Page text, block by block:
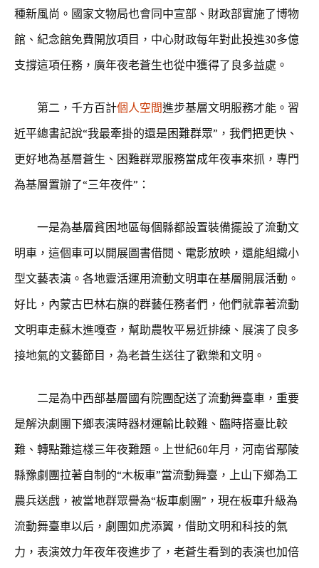
種新風尚。國家文物局也會同中宣部、財政部實施了博物
館、紀念館免費開放項目，中心財政每年對此投進30多億
支撐這項任務，廣年夜老蒼生也從中獲得了良多益處。
第二，千方百計個人空間進步基層文明服務才能。習
近平總書記說“我最牽掛的還是困難群眾”，我們把更快、
更好地為基層蒼生、困難群眾服務當成年夜事來抓，專門
為基層置辦了“三年夜件”：
一是為基層貧困地區每個縣都設置裝備擺設了流動文
明車，這個車可以開展圖書借閱、電影放映，還能組織小
型文藝表演。各地靈活運用流動文明車在基層開展活動。
好比，內蒙古巴林右旗的群藝任務者們，他們就靠著流動
文明車走蘇木進嘎查，幫助農牧平易近排練、展演了良多
接地氣的文藝節目，為老蒼生送往了歡樂和文明。
二是為中西部基層國有院團配送了流動舞臺車，重要
是解決劇團下鄉表演時器材運輸比較難、臨時搭臺比較
難、轉點難這樣三年夜難題。上世紀60年月，河南省鄢陵
縣豫劇團拉著自制的“木板車”當流動舞臺，上山下鄉為工
農兵送戲，被當地群眾譽為“板車劇團”，現在板車升級為
流動舞臺車以后，劇團如虎添翼，借助文明和科技的氣
力，表演效力年夜年夜進步了，老蒼生看到的表演也加倍